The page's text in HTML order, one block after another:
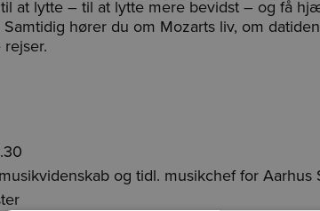
at lytte – til at lytte mere bevidst – og få
hører du om Mozarts liv, om
og tidl. musikchef for